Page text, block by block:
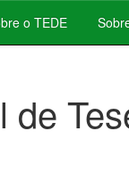
o TEDE
de